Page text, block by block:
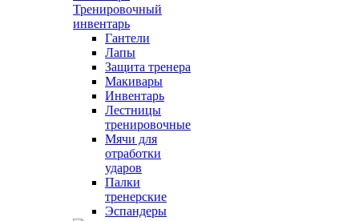
Тренировочный
инвентарь
Гантели
Лапы
Защита тренера
Макивары
Инвентарь
Лестницы
тренировочные
Мячи для
отработки
ударов
Палки
тренерские
Эспандеры